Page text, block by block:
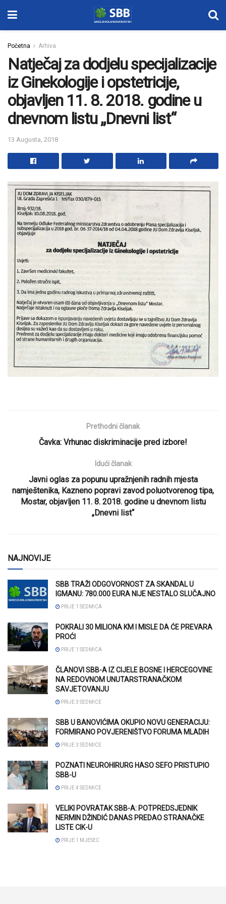
Početna Arhiva
Natječaj za dodjelu specijalizacije
iz Ginekologije i opstetricije,
objavljen 11. 8. 2018. godine u
dnevnom listu „Dnevni list“
13 Augusta, 2018
Prethodni članak
Čavka: Vrhunac diskriminacije pred izbore!
Idući članak
Javni oglas za popunu upražnjenih radnih mjesta
namještenika, Kazneno popravi zavod poluotvorenog tipa,
Mostar, objavljen 11. 8. 2018. godine u dnevnom listu
„Dnevni list“
NAJNOVIJE
SBB TRAŽI ODGOVORNOST ZA SKANDAL U
IGMANU: 780.000 EURA NIJE NESTALO SLUČAJNO
PRIJE 1 SEDMICA
POKRALI 30 MILIONA KM I MISLE DA ĆE PREVARA
PROĆI
PRIJE 1 SEDMICA
ČLANOVI SBB-A IZ CIJELE BOSNE I HERCEGOVINE
NA REDOVNOM UNUTARSTRANAČKOM
SAVJETOVANJU
PRIJE 3 SEDMICE
SBB U BANOVIĆIMA OKUPIO NOVU GENERACIJU:
FORMIRANO POVJERENIŠTVO FORUMA MLADIH
PRIJE 3 SEDMICE
POZNATI NEUROHIRURG HASO SEFO PRISTUPIO
SBB-U
PRIJE 4 SEDMICE
VELIKI POVRATAK SBB-A: POTPREDSJEDNIK
NERMIN DŽINDIĆ DANAS PREDAO STRANAČKE
LISTE CIK-U
PRIJE 1 MJESEC